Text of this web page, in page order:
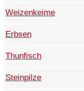
Weizenkeime
Erbsen
Thunfisch
Steinpilze